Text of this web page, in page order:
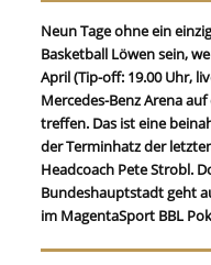
Neun Tage ohne ein
Basketball Löwen sein,
April (Tip-off: 19.00 Uhr,
Mercedes-Benz Arena
treffen. Das ist eine
der Terminhatz der
Headcoach Pete Strobl.
Bundeshauptstadt geht
im MagentaSport BBL